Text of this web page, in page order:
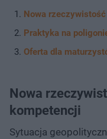
Nowa
Praktyka na
Oferta dla
Nowa
kompetencji
Sytuacja